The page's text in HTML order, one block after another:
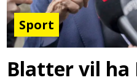
Sport
Blatter vil ha